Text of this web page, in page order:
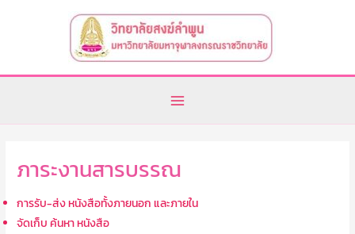
Main
Menu
ภาระงานสารบรรณ
การรับ-ส่ง หนังสือทั้งภายนอก และภายใน
จัดเก็บ ค้นหา หนังสือ